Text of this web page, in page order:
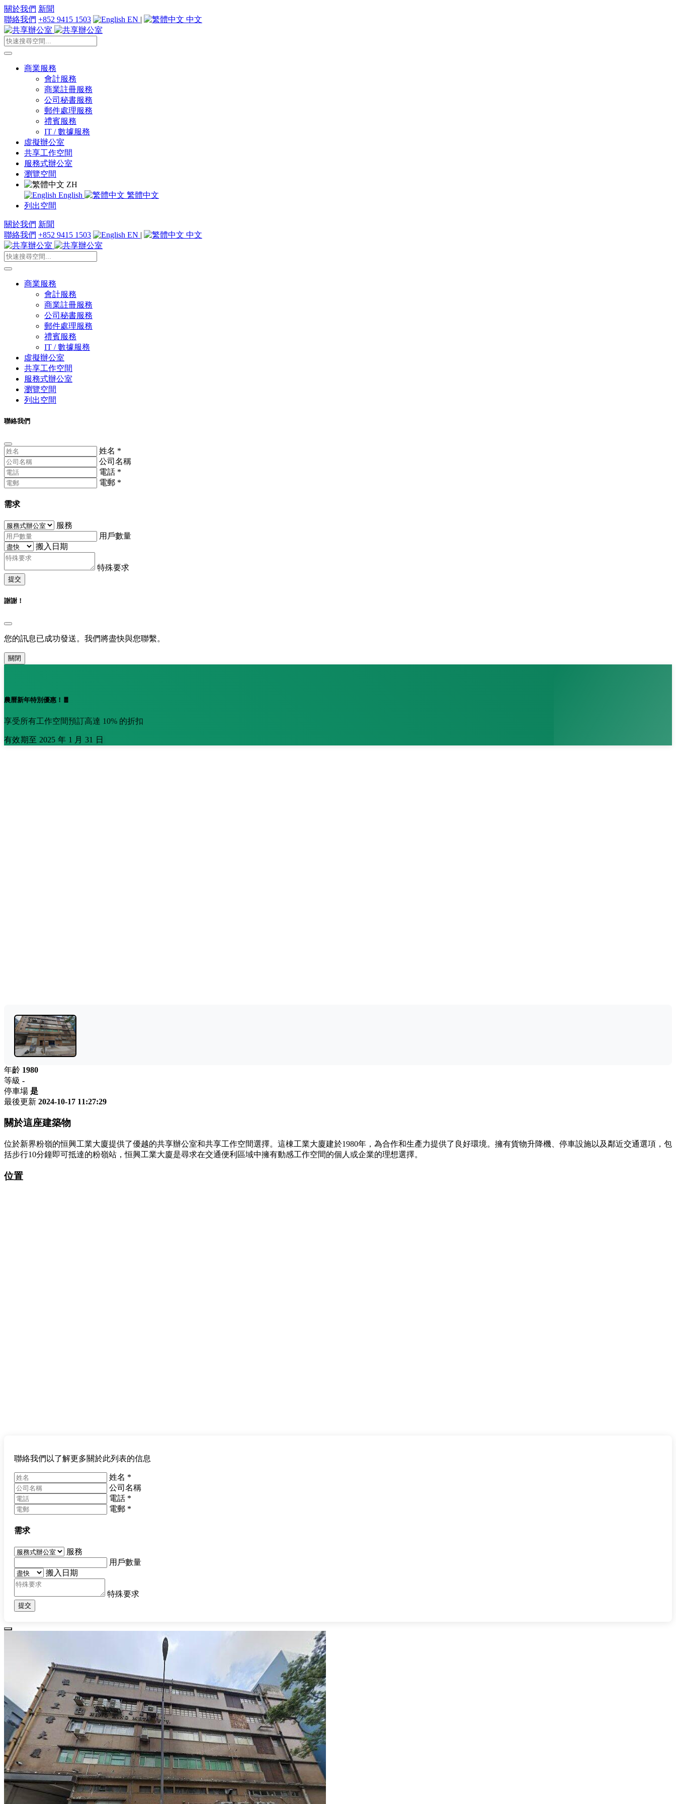
關於我們 新聞
聯絡我們 +852 9415 1503 EN | 中文
商業服務
會計服務
商業註冊服務
公司秘書服務
郵件處理服務
禮賓服務
IT / 數據服務
虛擬辦公室
共享工作空間
服務式辦公室
瀏覽空間
ZH
English
繁體中文
列出空間
關於我們 新聞
聯絡我們 +852 9415 1503 EN | 中文
商業服務
會計服務
商業註冊服務
公司秘書服務
郵件處理服務
禮賓服務
IT / 數據服務
虛擬辦公室
共享工作空間
服務式辦公室
瀏覽空間
列出空間
聯絡我們
姓名 *
公司名稱
電話 *
電郵 *
需求
服務
用戶數量
搬入日期
特殊要求
提交
謝謝！
您的訊息已成功發送。我們將盡快與您聯繫。
關閉
農曆新年特別優惠！🧧
享受所有工作空間預訂高達 10% 的折扣
有效期至 2025 年 1 月 31 日
年齡 1980
等級 -
停車場 是
最後更新 2024-10-17 11:27:29
關於這座建築物
位於新界粉嶺的恒興工業大廈提供了優越的共享辦公室和共享工作空間選擇。這棟工業大廈建於1980年，為合作和生產力提供了良好環境。擁有貨物升降機、停車設施以及鄰近交通選項，包
括步行10分鐘即可抵達的粉嶺站，恒興工業大廈是尋求在交通便利區域中擁有動感工作空間的個人或企業的理想選擇。
位置
聯絡我們以了解更多關於此列表的信息
姓名 *
公司名稱
電話 *
電郵 *
需求
服務
用戶數量
搬入日期
特殊要求
提交